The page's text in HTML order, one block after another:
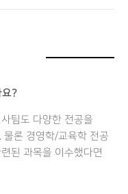
요?
팀도 다양한 전공을
물론 경영학/교육학 전공
된 과목을 이수했다면